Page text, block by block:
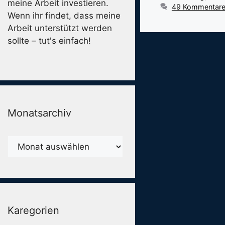
49 Kommentare
meine Arbeit investieren.
Wenn ihr findet, dass meine
Arbeit unterstützt werden
sollte – tut's einfach!
Monatsarchiv
Monatsarchiv
Karegorien